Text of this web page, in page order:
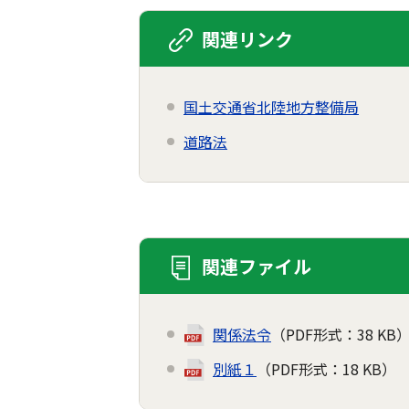
関連リンク
国土交通省北陸地方整備局
道路法
関連ファイル
関係法令 （PDF形式：38 KB
別紙１ （PDF形式：18 KB）